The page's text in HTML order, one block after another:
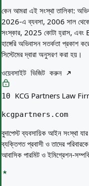
কেন আমরা এই সংস্থা তালিকা:
2026-এ ব্যবসা, 2006 সাল থেকে
সংস্কার, 2025 কোটা হ্রাস, এবং
হাঙ্গেরি অভিবাসন সতর্কতা প্রকাশ
সিস্টেমের দ্বারা অনুসরণ করা হয়।
ওয়েবসাইট ভিজিট করুন
10 KCG Partners Law
kcgpartners.com
বুদাপেস্ট ব্যবসায়িক আইন সংস্থা
ব্যক্তিগত প্রবাসী ও তাদের
আবাসিক পারমিট ও ইমিগ্রেশন-